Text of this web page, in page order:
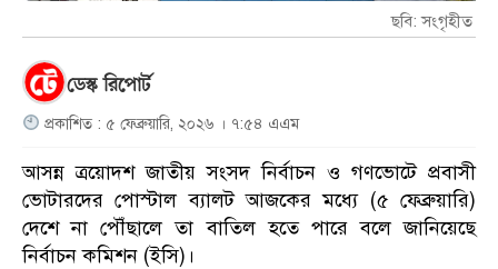
ছবি: সংগৃহীত
ডেস্ক রিপোর্ট
প্রকাশিত : ৫ ফেব্রুয়ারি, ২০২৬ । ৭:৫৪ এএম
আসন্ন ত্রয়োদশ জাতীয় সংসদ নির্বাচন ও গণভোটে প্রবাসী
ভোটারদের পোস্টাল ব্যালট আজকের মধ্যে (৫ ফেব্রুয়ারি)
দেশে না পৌঁছালে তা বাতিল হতে পারে বলে জানিয়েছে
নির্বাচন কমিশন (ইসি)।